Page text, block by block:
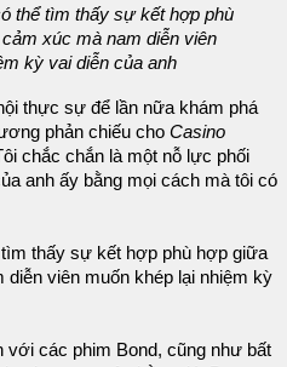
thể tìm thấy sự kết hợp phù
xúc mà nam diễn viên
kỳ vai diễn của anh
thực sự để lần nữa khám phá
phản chiếu cho Casino
chắc chắn là một nỗ lực phối
anh ấy bằng mọi cách mà tôi có
thấy sự kết hợp phù hợp giữa
diễn viên muốn khép lại nhiệm kỳ
với các phim Bond, cũng như bất